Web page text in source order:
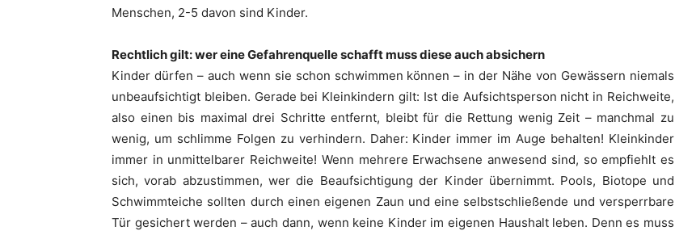
Menschen, 2-5 davon sind Kinder.
Rechtlich gilt: wer eine Gefahrenquelle schafft muss diese auch absichern
Kinder dürfen – auch wenn sie schon schwimmen können – in der Nähe von Gewässern niemals
unbeaufsichtigt bleiben. Gerade bei Kleinkindern gilt: Ist die Aufsichtsperson nicht in Reichweite,
also einen bis maximal drei Schritte entfernt, bleibt für die Rettung wenig Zeit – manchmal zu
wenig, um schlimme Folgen zu verhindern. Daher: Kinder immer im Auge behalten! Kleinkinder
immer in unmittelbarer Reichweite! Wenn mehrere Erwachsene anwesend sind, so empfiehlt es
sich, vorab abzustimmen, wer die Beaufsichtigung der Kinder übernimmt. Pools, Biotope und
Schwimmteiche sollten durch einen eigenen Zaun und eine selbstschließende und versperrbare
Tür gesichert werden – auch dann, wenn keine Kinder im eigenen Haushalt leben. Denn es muss